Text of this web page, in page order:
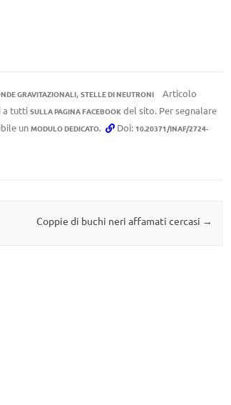
GRAVITAZIONALI, STELLE DI NEUTRONI
Articolo
a tuttiSULLA PAGINA FACEBOOKdel sito. Per segnalare
un MODULO DEDICATO. Doi: 10.20371/INAF/2724-
Coppie di buchi neri affamati cercasi →